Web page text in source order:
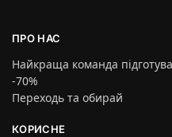
ПРО НАС
Найкраща команда
-70%
Переходь та обирай
КОРИСНЕ